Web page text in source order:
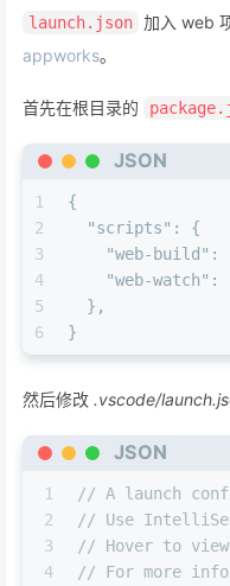
launch.json 加入 web
appworks。
首先在根目录的
JSON
1
2
3
4
5
6
{
"scripts" :
{
"web-build" :
"web-watch" :
} ,
}
然后修改 .vscode/
JSON
1
2
3
4
// A launch
// Use
// Hover to
// For more